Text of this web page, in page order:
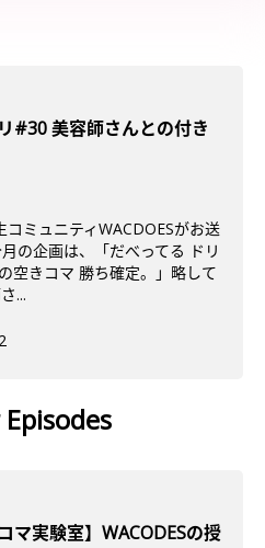
#30 美容師さんとの付き
コミュニティWACDOESがお送
の企画は、「だべってる ドリ
空きコマ 勝ち確定。」略して
...
マ実験室】WACODESの授